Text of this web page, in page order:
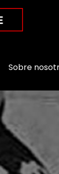
Sobre